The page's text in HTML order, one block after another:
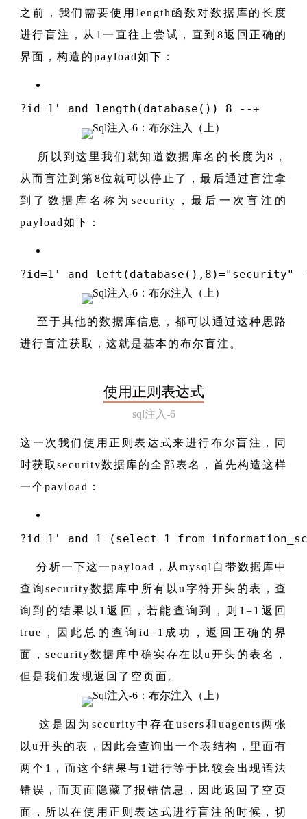
之前，我们需要使用length函数对数据库的长度
进行盲注，从1一直往上尝试，直到8返回正确的
界面，构造的payload如下：
?id=1 ' and length(database())=8 --+
所以到这里我们就知道数据库名的长度为8，
从而盲注到第8位就可以停止了，最后通过盲注拿
到了数据库名称为security，最后一次盲注的
payload如下：
?id=1 ' and left(database(),8)="security"
至于其他的数据库信息，都可以通过这种思路
进行盲注获取，这就是基本的布尔盲注。
使用正则表达式
sql注入-6
这一次我们使用正则表达式来进行布尔盲注，同
时获取security数据库的全部表名，首先构造这样
一个payload：
?id=1 ' and 1=(select 1 from
分析一下这一payload，从mysql自带数据库中
查询security数据库中所有以u字符开头的表，查
询到的结果以1返回，若能查询到，则1=1返回
true，因此总的查询id=1成功，返回正确的界
面，security数据库中确实存在以u开头的表名，
但是我们发现返回了空页面。
这是因为security中存在users和uagents两张
以u开头的表，因此会查询出一个表结构，里面有
两个1，而这个结果与1进行等于比较会出现语法
错误，而页面隐藏了报错信息，因此返回了空页
面，所以在使用正则表达式进行盲注的时候，切